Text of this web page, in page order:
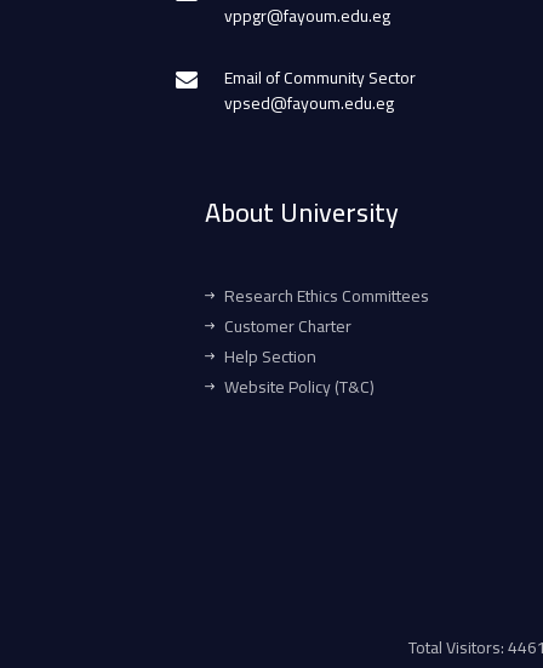
vppgr@fayoum.edu.eg
Email of Community Sector
vpsed@fayoum.edu.eg
About University
Research Ethics Committees
Customer Charter
Help Section
Website Policy (T&C)
Total Visitors: